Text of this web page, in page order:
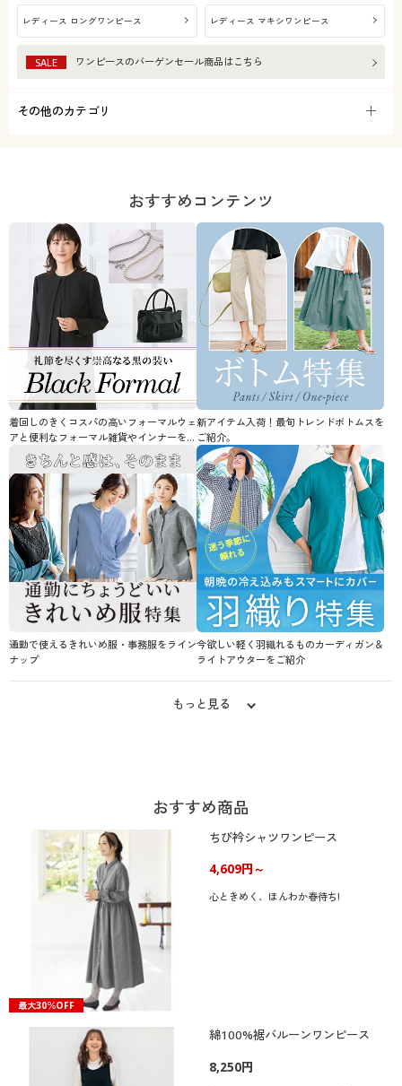
レディース ロングワンピース レディース マキシワンピース
SALE ワンピースのバーゲンセール商品はこちら
その他のカテゴリ
おすすめコンテンツ
着回しのきくコスパの高いフォーマルウェ
アと便利なフォーマル雑貨やインナーを…
新アイテム入荷！最旬トレンドボトムスを
ご紹介。
通勤で使えるきれいめ服・事務服をライン
ナップ
今欲しい軽く羽織れるものカーディガン＆
ライトアウターをご紹介
もっと見る
おすすめ商品
最大30％OFF
ちび衿シャツワンピース
4,609円～
心ときめく、ほんわか春待ち!
綿100%裾バルーンワンピース
8,250円